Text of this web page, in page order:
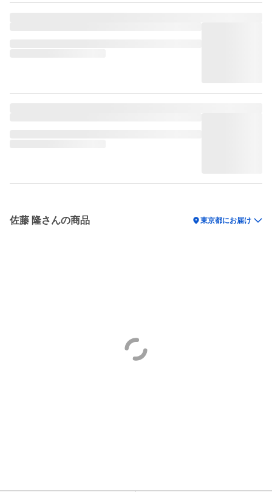
佐藤 隆さんの商品 location_on東京都にお届け